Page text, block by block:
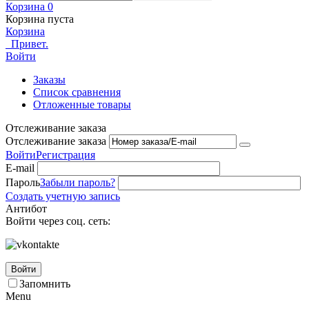
Корзина 0
Корзина пуста
Корзина
Привет.
Войти
Заказы
Список сравнения
Отложенные товары
Отслеживание заказа
Отслеживание заказа
ВойтиРегистрация
E-mail
ПарольЗабыли пароль?
Создать учетную запись
Антибот
Войти через соц. сеть:
Войти
Запомнить
Menu